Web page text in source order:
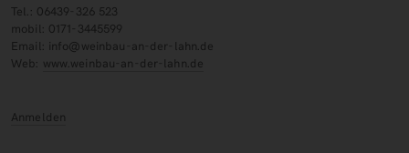
Tel.: 06439-326 523
mobil: 0171-3445599
Email: info@weinbau-an-der-lahn.de
Web: www.weinbau-an-der-lahn.de
Anmelden